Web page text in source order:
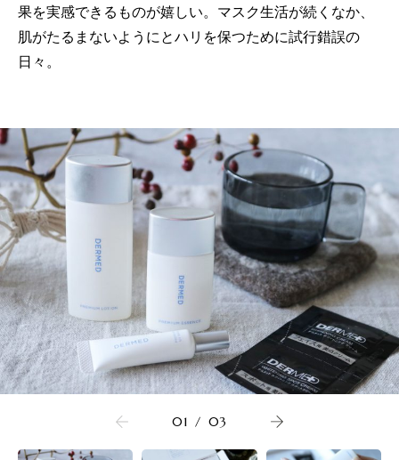
果を実感できるものが嬉しい。マスク生活が続くなか、
肌がたるまないようにとハリを保つために試行錯誤の
日々。
01 / 03